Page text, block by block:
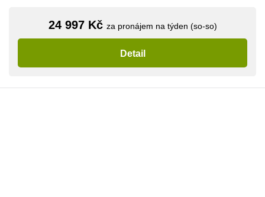
24 997 Kč za pronájem na týden (so-so)
Detail